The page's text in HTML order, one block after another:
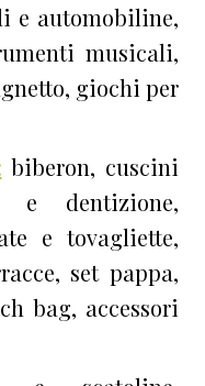
e automobiline,
musicali,
giochi per
biberon, cuscini
e dentizione,
e tovagliette,
set pappa,
bag, accessori